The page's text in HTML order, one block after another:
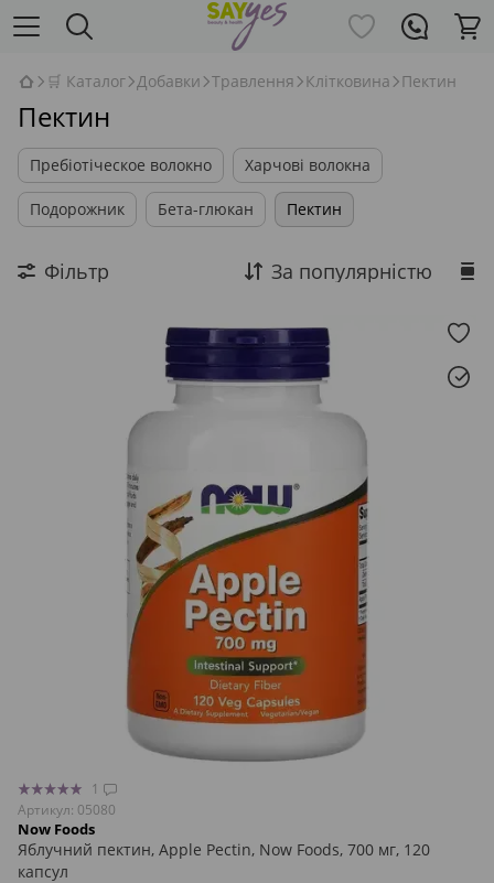
🛒 Каталог Добавки Травлення Клітковина Пектин
Пектин
Пребіотіческое волокно Харчові волокна
Подорожник Бета-глюкан Пектин
Фільтр За популярністю
1
Артикул: 05080
Now Foods
Яблучний пектин, Apple Pectin, Now Foods, 700 мг, 120
капсул